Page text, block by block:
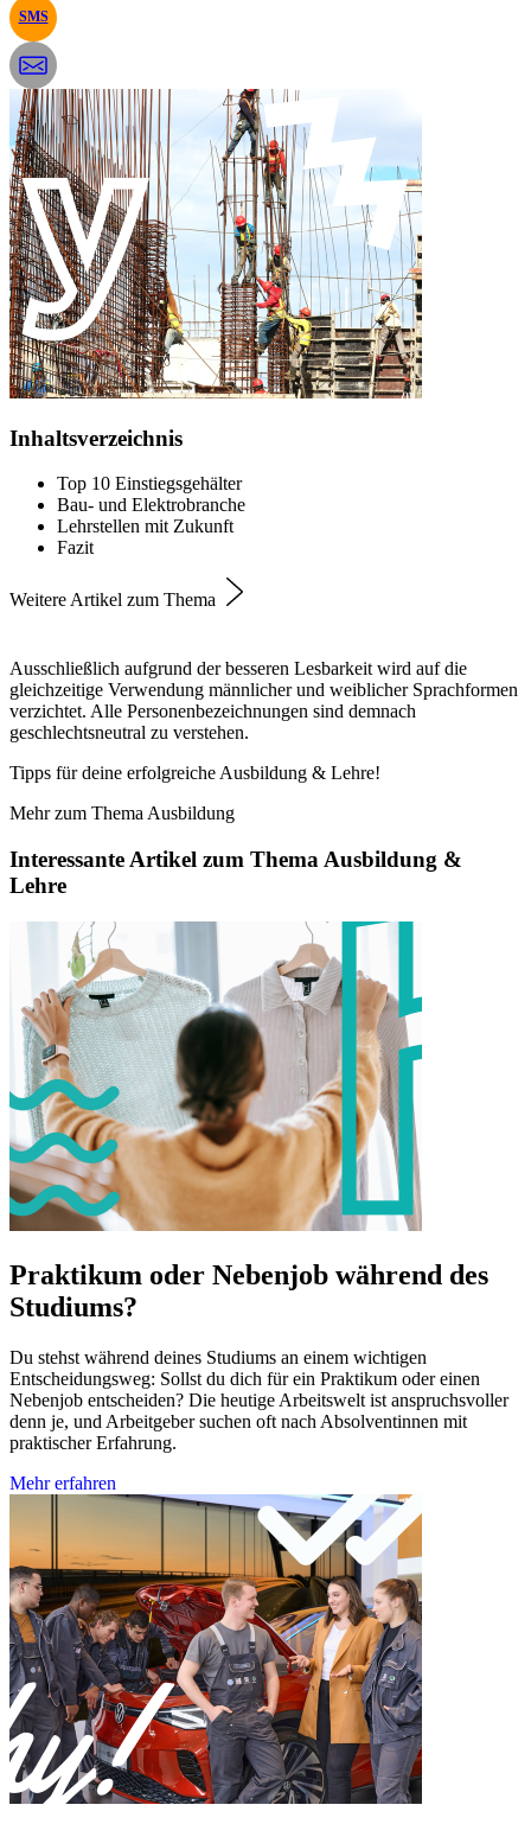
SMS
Inhaltsverzeichnis
Top 10 Einstiegsgehälter
Bau- und Elektrobranche
Lehrstellen mit Zukunft
Fazit
Weitere Artikel zum Thema
Ausschließlich aufgrund der besseren Lesbarkeit wird auf die
gleichzeitige Verwendung männlicher und weiblicher Sprachformen
verzichtet. Alle Personenbezeichnungen sind demnach
geschlechtsneutral zu verstehen.
Tipps für deine erfolgreiche Ausbildung & Lehre!
Mehr zum Thema Ausbildung
Interessante Artikel zum Thema Ausbildung &
Lehre
Praktikum oder Nebenjob während des
Studiums?
Du stehst während deines Studiums an einem wichtigen
Entscheidungsweg: Sollst du dich für ein Praktikum oder einen
Nebenjob entscheiden? Die heutige Arbeitswelt ist anspruchsvoller
denn je, und Arbeitgeber suchen oft nach Absolventinnen mit
praktischer Erfahrung.
Mehr erfahren